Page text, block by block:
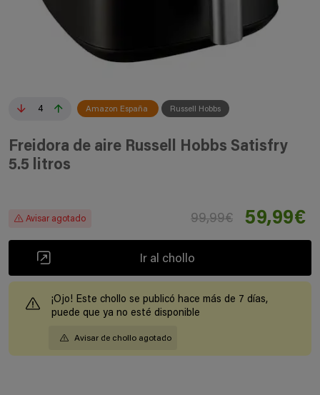
4 Amazon España Russell Hobbs
Freidora de aire Russell Hobbs Satisfry
5.5 litros
Avisar agotado 99,99€ 59,99€
Ir al chollo
¡Ojo! Este chollo se publicó hace más de 7 días,
puede que ya no esté disponible
Avisar de chollo agotado